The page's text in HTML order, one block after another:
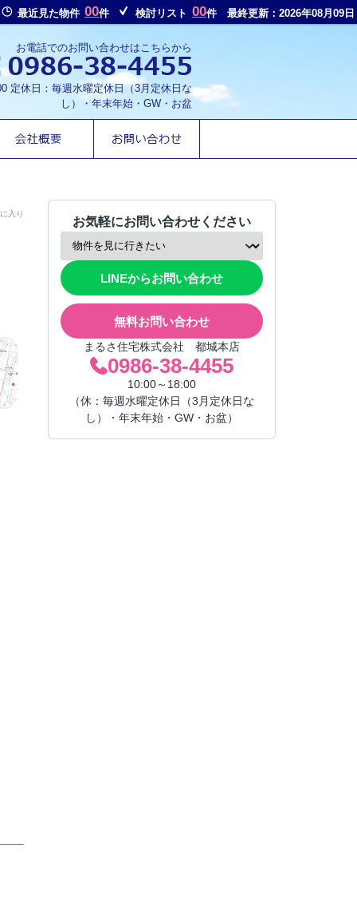
最近見た物件 00件 検討リスト 00件 最終更新：2026年08月09日
お電話でのお問い合わせはこちらから
定休日：毎週水曜定休日（3月定休日な
し）・年末年始・GW・お盆
入り
お気軽にお問い合わせください
LINEからお問い合わせ
無料お問い合わせ
まるさ住宅株式会社 都城本店
0986-38-4455
10:00～18:00
（休：毎週水曜定休日（3月定休日な
し）・年末年始・GW・お盆）